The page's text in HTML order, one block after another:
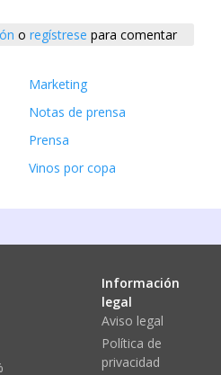
o regístrese para comentar
Marketing
Notas de prensa
Prensa
Vinos por copa
Información
legal
Aviso legal
Política de
privacidad